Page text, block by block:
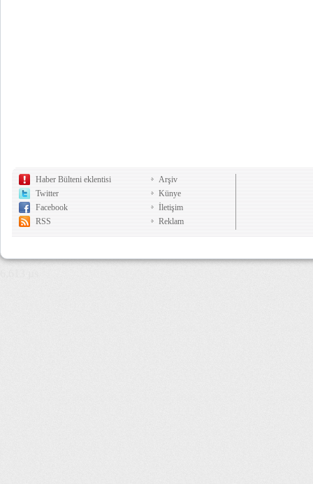
Haber Bülteni eklentisi
Twitter
Facebook
RSS
Arşiv
Künye
İletişim
Reklam